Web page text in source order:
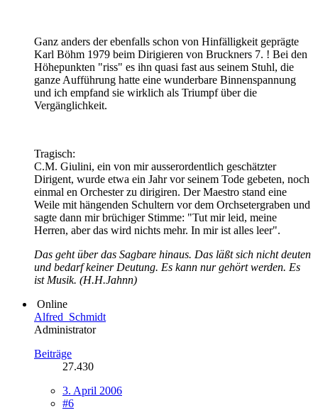
Ganz anders der ebenfalls schon von Hinfälligkeit geprägte
Karl Böhm 1979 beim Dirigieren von Bruckners 7. ! Bei den
Höhepunkten "riss" es ihn quasi fast aus seinem Stuhl, die
ganze Aufführung hatte eine wunderbare Binnenspannung
und ich empfand sie wirklich als Triumpf über die
Vergänglichkeit.
Tragisch:
C.M. Giulini, ein von mir ausserordentlich geschätzter
Dirigent, wurde etwa ein Jahr vor seinem Tode gebeten, noch
einmal en Orchester zu dirigiren. Der Maestro stand eine
Weile mit hängenden Schultern vor dem Orchsetergraben und
sagte dann mir brüchiger Stimme: "Tut mir leid, meine
Herren, aber das wird nichts mehr. In mir ist alles leer".
Das geht über das Sagbare hinaus. Das läßt sich nicht deuten
und bedarf keiner Deutung. Es kann nur gehört werden. Es
ist Musik. (H.H.Jahnn)
Online
Alfred_Schmidt
Administrator
Beiträge
27.430
3. April 2006
#6